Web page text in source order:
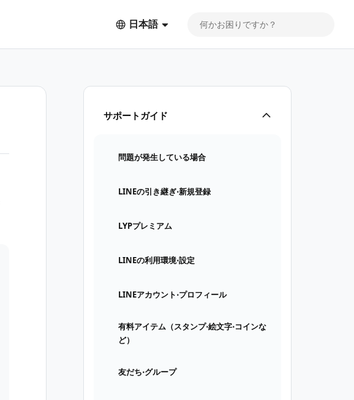
日本語
サポートガイド
問題が発生している場合
LINEの引き継ぎ⋅新規登録
LYPプレミアム
LINEの利用環境⋅設定
LINEアカウント⋅プロフィール
有料アイテム（スタンプ⋅絵文字⋅コインな
ど）
友だち⋅グループ